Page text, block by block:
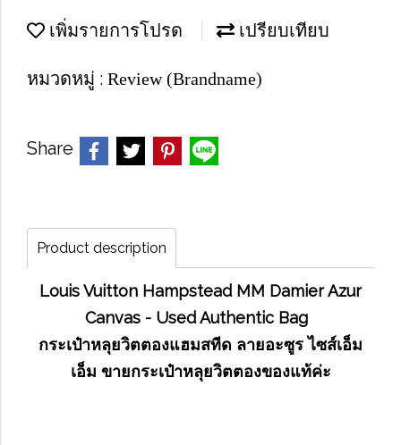
เพิ่มรายการโปรด เปรียบเทียบ
หมวดหมู่ : Review (Brandname)
Share
Product description
Louis Vuitton Hampstead MM Damier Azur
Canvas - Used Authentic Bag
กระเป๋าหลุยวิตตองแฮมสทีด ลายอะซูร ไซส์เอ็ม
เอ็ม ขายกระเป๋าหลุยวิตตองของแท้ค่ะ